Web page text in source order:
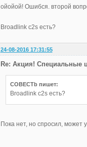
ойойой! Ошибся. второй
Broadlink c2s есть?
24-08-2016 17:31:55
Re: Акция! Специальные
COBECTb пишет:
Broadlink c2s есть?
Пока нет, но спросил, может